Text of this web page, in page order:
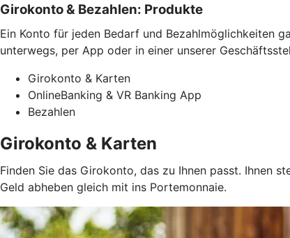
Girokonto & Bezahlen: Produkte
Ein Konto für jeden Bedarf und Bezahlmöglichkeiten
unterwegs, per App oder in einer unserer
Girokonto & Karten
OnlineBanking & VR Banking App
Bezahlen
Girokonto & Karten
Finden Sie das Girokonto, das zu Ihnen passt. Ihnen
Geld abheben gleich mit ins Portemonnaie.